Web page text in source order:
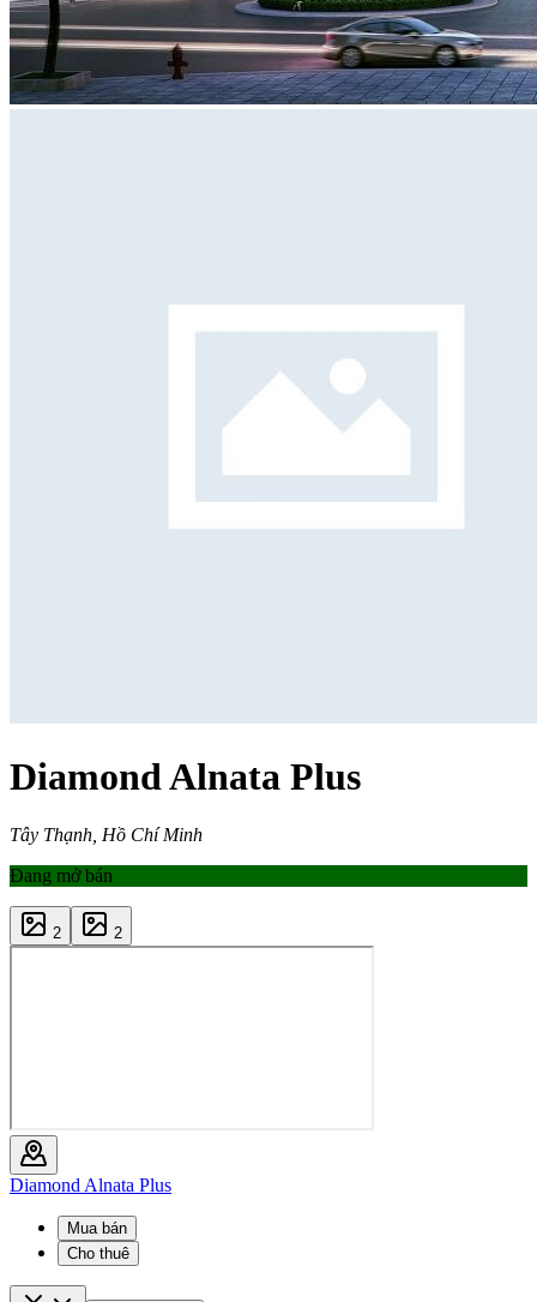
Diamond Alnata Plus
Tây Thạnh, Hồ Chí Minh
Đang mở bán
2 2
Diamond Alnata Plus
Mua bán
Cho thuê